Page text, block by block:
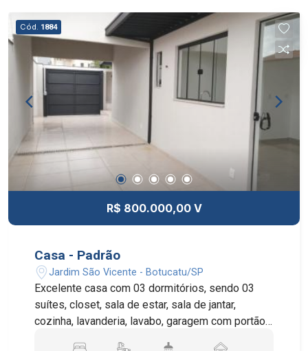
Cód. 1884
R$ 800.000,00 V
Casa - Padrão
Jardim São Vicente - Botucatu/SP
Excelente casa com 03 dormitórios, sendo 03
suítes, closet, sala de estar, sala de jantar,
cozinha, lavanderia, lavabo, garagem com portão